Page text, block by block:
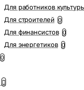
Для работников
Для строителей 0
Для финансистов 0
Для энергетиков 0
0